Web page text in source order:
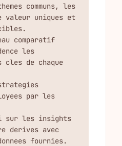
communs, les
valeur uniques et
comparatif
les
de chaque
par les
sur les insights
derives avec
fournies.